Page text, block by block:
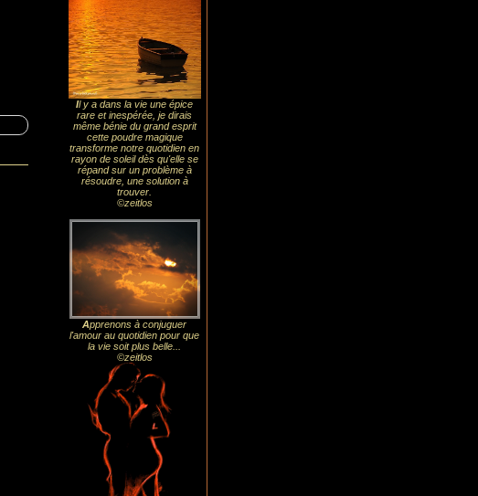
Il y a dans la vie une épice
rare et inespérée, je dirais
même bénie du grand esprit
cette poudre magique
transforme notre quotidien en
rayon de soleil dès qu'elle se
répand sur un problème à
résoudre, une solution à
trouver.
©zeitlos
Apprenons à conjuguer
l'amour au quotidien pour que
la vie soit plus belle...
©zeitlos